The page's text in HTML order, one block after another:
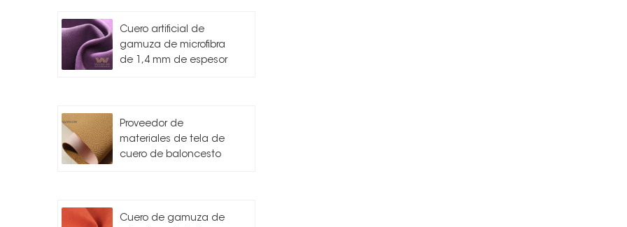
Cuero artificial de
gamuza de microfibra
de 1,4 mm de espesor
Proveedor de
materiales de tela de
cuero de baloncesto
Cuero de gamuza de